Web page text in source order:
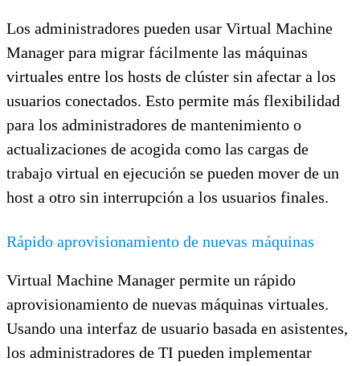
Los administradores pueden usar Virtual Machine
Manager para migrar fácilmente las máquinas
virtuales entre los hosts de clúster sin afectar a los
usuarios conectados. Esto permite más flexibilidad
para los administradores de mantenimiento o
actualizaciones de acogida como las cargas de
trabajo virtual en ejecución se pueden mover de un
host a otro sin interrupción a los usuarios finales.
Rápido aprovisionamiento de nuevas máquinas
Virtual Machine Manager permite un rápido
aprovisionamiento de nuevas máquinas virtuales.
Usando una interfaz de usuario basada en asistentes,
los administradores de TI pueden implementar